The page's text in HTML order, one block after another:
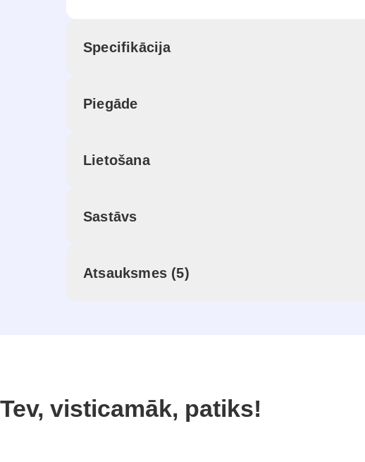
Specifikācija
Piegāde
Lietošana
Sastāvs
Atsauksmes (5)
Tev, visticamāk, patiks!